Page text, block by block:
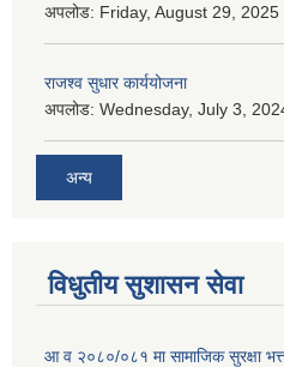
अपलोड: Friday, August 29,
राजश्व सुधार कार्ययोजना
अपलोड: Wednesday, July 3,
अन्य
विधुतीय सुशासन सेवा
आ व २०८०/०८१ मा सामाजिक सुरक्षा